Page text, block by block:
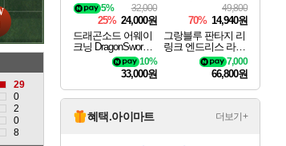
29
0
2
0
8
32,000
5%
25% 24,000원
49,800
70% 14,940원
드래곤소드 어웨이
크닝 DragonSword A
10%
33,000원
그랑블루 판타지 리
링크 엔드리스 라그
나로크 Granblue Fa
ntasy Relink Endless
7,000
66,800원
혜택.아이마트 더보기+